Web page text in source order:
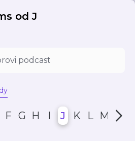
od J
F G H I J K L M N